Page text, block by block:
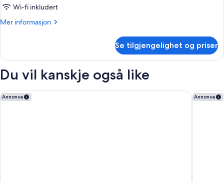
Leiro
Suite
Wi-fi inkludert
Mer informasjon
Mer
Leiro
Se tilgjengelighet og priser
Du vil kanskje også like
Annonse
Leiro Residences - Preferred Hotels & Resorts Annonse